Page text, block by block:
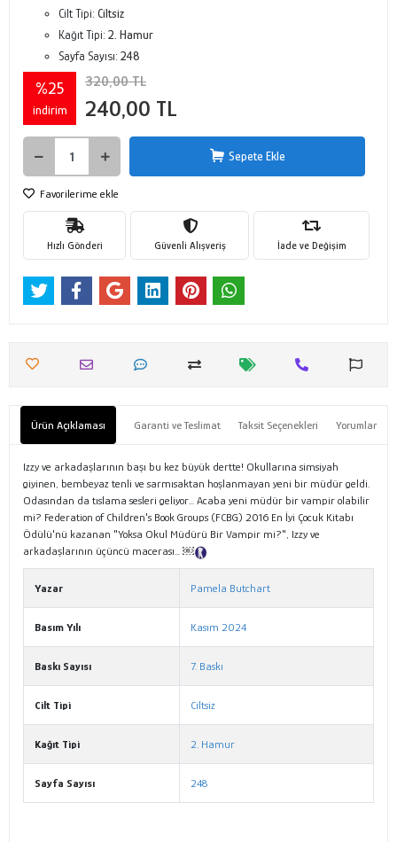
Cilt Tipi: Ciltsiz
Kağıt Tipi: 2. Hamur
Sayfa Sayısı: 248
%25
indirim
320,00 TL
240,00 TL
Sepete Ekle
Favorilerime ekle
Hızlı Gönderi Güvenli Alışveriş İade ve Değişim
Ürün Açıklaması Garanti ve Teslimat Taksit Seçenekleri Yorumlar
Izzy ve arkadaşlarının başı bu kez büyük dertte! Okullarına simsiyah
giyinen, bembeyaz tenli ve sarmısaktan hoşlanmayan yeni bir müdür geldi.
Odasından da tıslama sesleri geliyor... Acaba yeni müdür bir vampir olabilir
mi? Federation of Children's Book Groups (FCBG) 2016 En İyi Çocuk Kitabı
Ödülü'nü kazanan "Yoksa Okul Müdürü Bir Vampir mi?", Izzy ve
arkadaşlarının üçüncü macerası... ￼
Yazar Pamela Butchart
Basım Yılı Kasım 2024
Baskı Sayısı 7. Baskı
Cilt Tipi Ciltsiz
Kağıt Tipi 2. Hamur
Sayfa Sayısı 248